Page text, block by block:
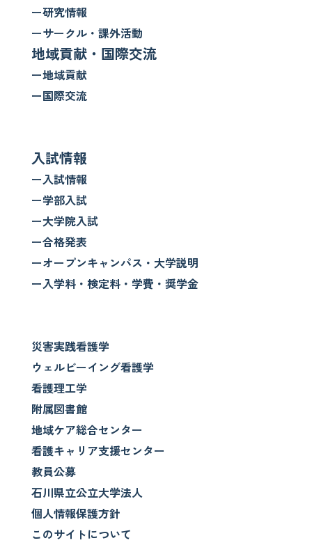
ー研究情報
ーサークル・課外活動
地域貢献・国際交流
ー地域貢献
ー国際交流
入試情報
ー入試情報
ー学部入試
ー大学院入試
ー合格発表
ーオープンキャンパス・大学説明
ー入学料・検定料・学費・奨学金
災害実践看護学
ウェルビーイング看護学
看護理工学
附属図書館
地域ケア総合センター
看護キャリア支援センター
教員公募
石川県立公立大学法人
個人情報保護方針
このサイトについて